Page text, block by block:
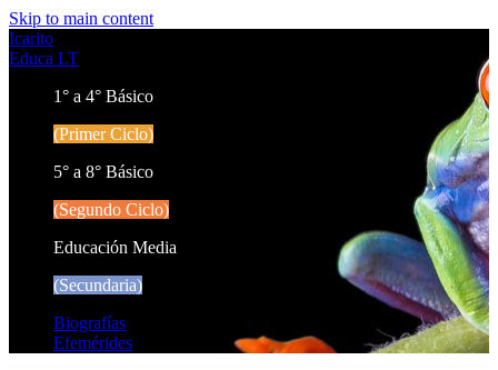
Skip to main content
Icarito
Educa LT
1° a 4° Básico
(Primer Ciclo)
5° a 8° Básico
(Segundo Ciclo)
Educación Media
(Secundaria)
Biografías
Efemérides